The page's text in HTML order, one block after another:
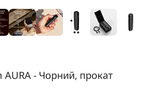
УКРАЇНСЬКА
AURA - Чорний, прокат